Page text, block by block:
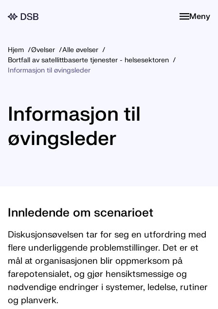
Meny
Meny
Hjem Øvelser
Alle øvelser
Bortfall av satellittbaserte tjenester - helsesektoren
Informasjon til øvingsleder
Informasjon til
øvingsleder
Innledende om scenarioet
Diskusjonsøvelsen tar for seg en utfordring med
flere underliggende problemstillinger. Det er et
mål at organisasjonen blir oppmerksom på
farepotensialet, og gjør hensiktsmessige og
nødvendige endringer i systemer, ledelse, rutiner
og planverk.